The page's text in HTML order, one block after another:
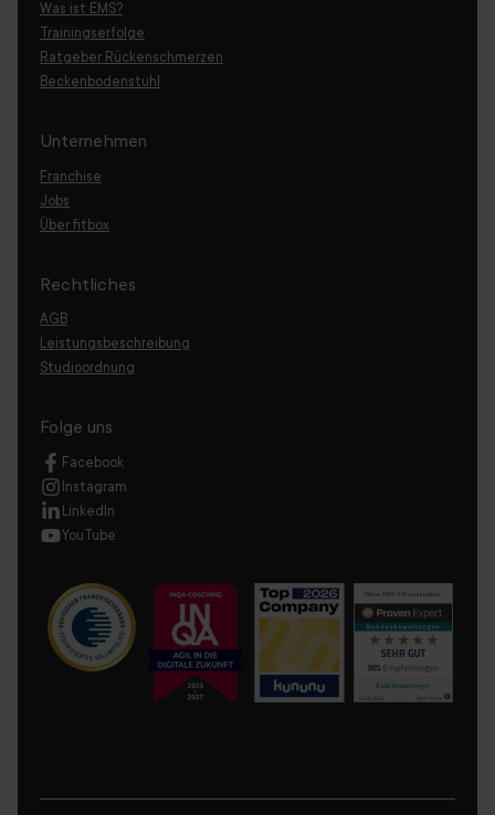
Was ist EMS?
Trainingserfolge
Ratgeber Rückenschmerzen
Beckenbodenstuhl
Unternehmen
Franchise
Jobs
Über fitbox
Rechtliches
AGB
Leistungsbeschreibung
Studioordnung
Folge uns
Facebook
Instagram
LinkedIn
YouTube